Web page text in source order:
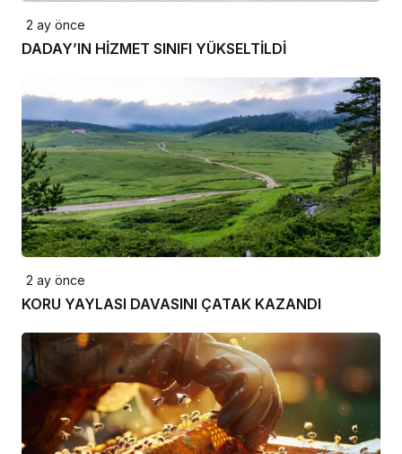
2 ay önce
DADAY’IN HİZMET SINIFI YÜKSELTİLDİ
2 ay önce
KORU YAYLASI DAVASINI ÇATAK KAZANDI